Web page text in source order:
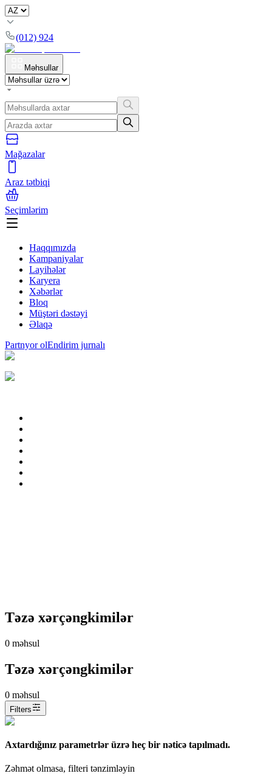
(012) 924
Məhsullar
Mağazalar
Araz tətbiqi
Seçimlərim
Haqqımızda
Kampaniyalar
Layihələr
Karyera
Xəbərlər
Bloq
Müştəri dəstəyi
Əlaqə
Partnyor olEndirim jurnalı
Təzə xərçəngkimilər
0 məhsul
Təzə xərçəngkimilər
0 məhsul
Filters
Axtardığınız parametrlər üzrə heç bir nəticə tapılmadı.
Zəhmət olmasa, filteri tənzimləyin